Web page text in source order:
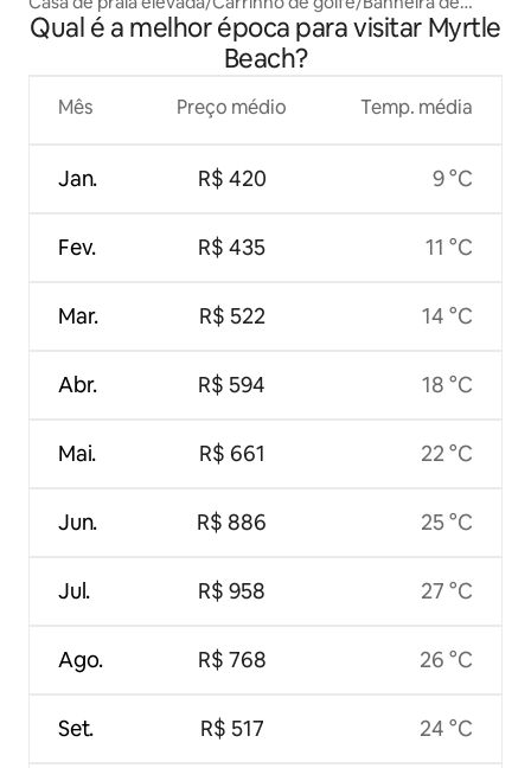
hidromassagem/Fliperama/Bar
Qual é a melhor época para visitar Myrtle
Beach?
Mês
Jan.
Fev.
Mar.
Abr.
Mai.
Jun.
Jul.
Ago.
Set.
Preço médio
R$ 420
R$ 435
R$ 522
R$ 594
R$ 661
R$ 886
R$ 958
R$ 768
R$ 517
Temp. média
9 °C
11 °C
14 °C
18 °C
22 °C
25 °C
27 °C
26 °C
24 °C